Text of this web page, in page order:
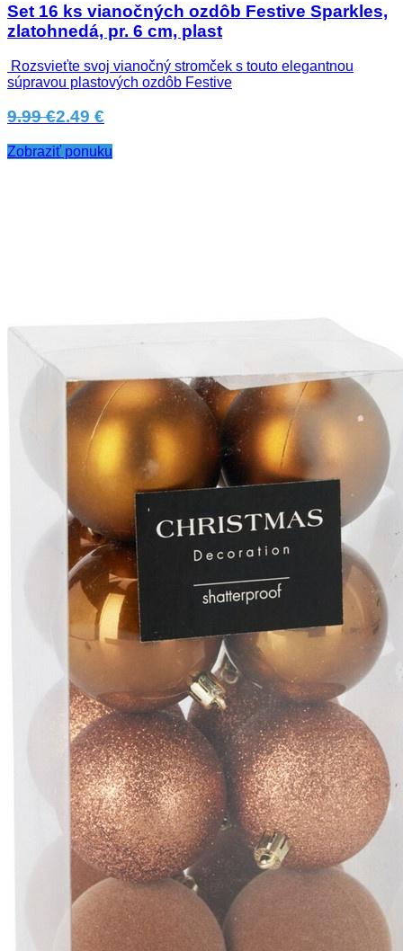
Set 16 ks vianočných ozdôb Festive Sparkles,
zlatohnedá, pr. 6 cm, plast
Rozsvieťte svoj vianočný stromček s touto elegantnou
súpravou plastových ozdôb Festive
9.99 €2.49 €
Zobraziť ponuku